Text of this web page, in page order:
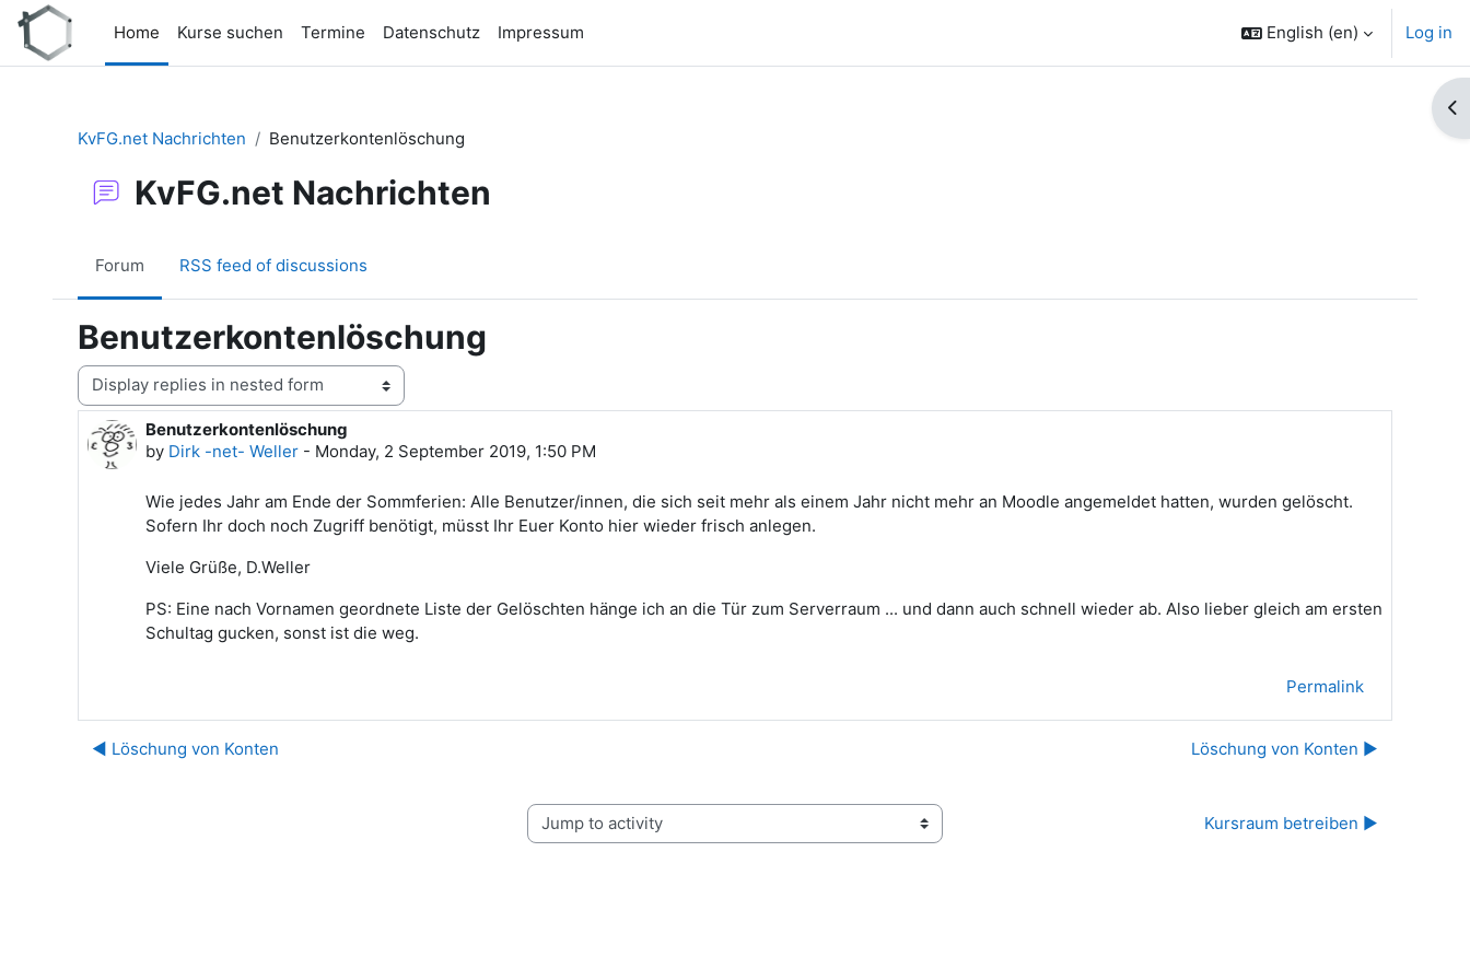
Skip to main content
Home
Kurse suchen Termine Datenschutz Impressum English ‎(en)‎ Log in
KvFG.net Nachrichten
Benutzerkontenlöschung
KvFG.net Nachrichten
Forum RSS feed of discussions
Benutzerkontenlöschung
Display mode
Benutzerkontenlöschung
by Dirk -net- Weller - Monday, 2 September 2019, 1:50 PM
Number of replies: 0
Wie jedes Jahr am Ende der Sommferien: Alle Benutzer/innen, die sich seit mehr als einem Jahr nicht mehr an Moodle angemeldet hatten, wurden gelöscht.
Sofern Ihr doch noch Zugriff benötigt, müsst Ihr Euer Konto hier wieder frisch anlegen.
Viele Grüße, D.Weller
PS: Eine nach Vornamen geordnete Liste der Gelöschten hänge ich an die Tür zum Serverraum ... und dann auch schnell wieder ab. Also lieber gleich am ersten
Schultag gucken, sonst ist die weg.
Permalink
◀︎ Löschung von Konten Löschung von Konten ▶︎
Jump to activity Kursraum betreiben ▶︎